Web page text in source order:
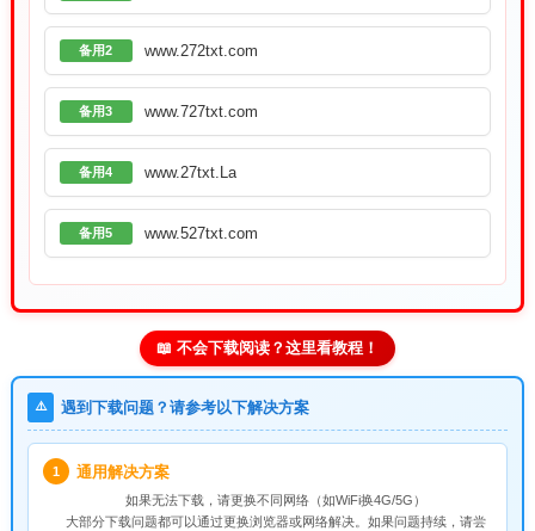
备用2 www.272txt.com
备用3 www.727txt.com
备用4 www.27txt.La
备用5 www.527txt.com
📖 不会下载阅读？这里看教程！
⚠️ 遇到下载问题？请参考以下解决方案
1 通用解决方案
如果无法下载，请更换不同网络（如WiFi换4G/5G）
大部分下载问题都可以通过更换浏览器或网络解决。如果问题持续，请尝